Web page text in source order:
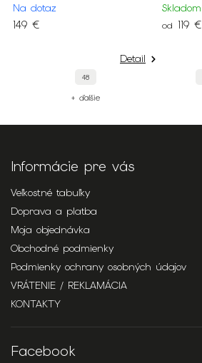
Na dotaz
149 €
Detail
48
+ ďalšie
Skladom
od 119 €
Informácie pre vás
Veľkostné tabuľky
Doprava a platba
Moja objednávka
Obchodné podmienky
Podmienky ochrany osobných údajov
VRÁTENIE / REKLAMÁCIA
KONTAKTY
Facebook